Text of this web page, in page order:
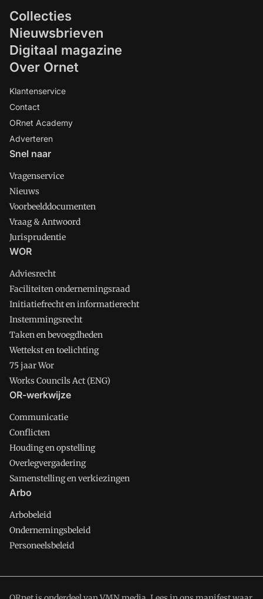
Collecties
Nieuwsbrieven
Digitaal magazine
Over Ornet
Klantenservice
Contact
ORnet Academy
Adverteren
Snel naar
Vragenservice
Nieuws
Voorbeelddocumenten
Vraag & Antwoord
Jurisprudentie
WOR
Adviesrecht
Faciliteiten ondernemingsraad
Initiatiefrecht en informatierecht
Instemmingsrecht
Taken en bevoegdheden
Wettekst en toelichting
75 jaar Wor
Works Councils Act (ENG)
OR-werkwijze
Communicatie
Conflicten
Houding en opstelling
Overlegvergadering
Samenstelling en verkiezingen
Arbo
Arbobeleid
Ondernemingsbeleid
Personeelsbeleid